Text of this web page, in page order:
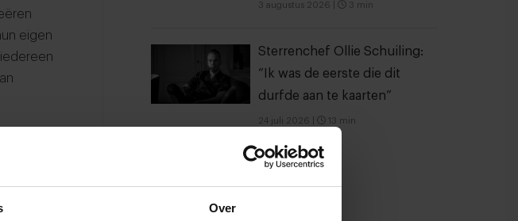
Over
eigen
"We
zo’n
3 augustus 2026 3 min
Sterrenchef Ollie Schuiling:
“Ik was de eerste die dit
durfde aan te kaarten”
24 juli 2026 13 min